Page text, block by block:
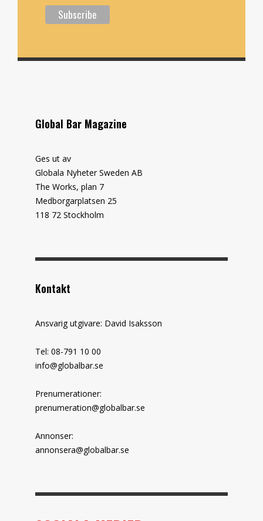
Global Bar Magazine
Ges ut av
Globala Nyheter Sweden AB
The Works, plan 7
Medborgarplatsen 25
118 72 Stockholm
Kontakt
Ansvarig utgivare: David Isaksson
Tel: 08-791 10 00
info@globalbar.se
Prenumerationer:
prenumeration@globalbar.se
Annonser:
annonsera@globalbar.se